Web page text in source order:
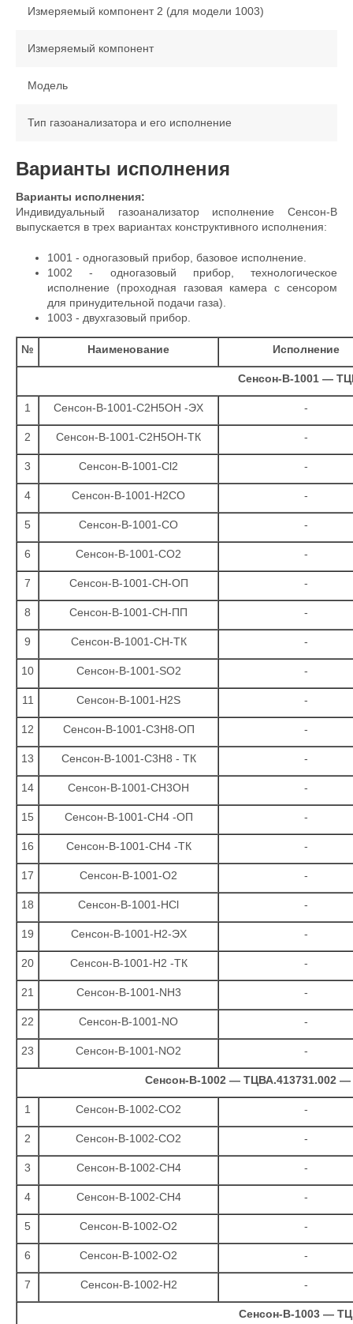
Измеряемый компонент 2 (для модели 1003)
Измеряемый компонент
Модель
Тип газоанализатора и его исполнение
Варианты исполнения
Варианты исполнения:
Индивидуальный газоанализатор исполнение Сенсон-В
выпускается в трех вариантах конструктивного исполнения:
1001 - одногазовый прибор, базовое исполнение.
1002 - одногазовый прибор, технологическое
исполнение (проходная газовая камера с сенсором
для принудительной подачи газа).
1003 - двухгазовый прибор.
№ Наименование Исполнениe
Сенсон-В-1001 —
1 Сенсон-В-1001-С2Н5ОН -ЭХ -
2 Сенсон-В-1001-С2Н5ОН-ТК -
3 Сенсон-В-1001-Сl2 -
4 Сенсон-В-1001-Н2СО -
5 Сенсон-В-1001-СО -
6 Сенсон-В-1001-СО2 -
7 Сенсон-В-1001-СН-ОП -
8 Сенсон-В-1001-СН-ПП -
9 Сенсон-В-1001-СН-ТК -
10 Сенсон-В-1001-SО2 -
11 Сенсон-В-1001-Н2S -
12 Сенсон-В-1001-С3Н8-ОП -
13 Сенсон-В-1001-С3Н8 - ТК -
14 Сенсон-В-1001-СН3ОН -
15 Сенсон-В-1001-СН4 -ОП -
16 Сенсон-В-1001-СН4 -ТК -
17 Сенсон-В-1001-О2 -
18 Сенсон-В-1001-НСl -
19 Сенсон-В-1001-Н2-ЭХ -
20 Сенсон-В-1001-Н2 -ТК -
21 Сенсон-В-1001-NН3 -
22 Сенсон-В-1001-NО -
23 Сенсон-В-1001-NО2 -
Сенсон-В-1002 — ТЦВА.413731.002 —
1 Сенсон-В-1002-СО2 -
2 Сенсон-В-1002-СО2 -
3 Сенсон-В-1002-СН4 -
4 Сенсон-В-1002-СН4 -
5 Сенсон-В-1002-О2 -
6 Сенсон-В-1002-О2 -
7 Сенсон-В-1002-Н2 -
Сенсон-В-1003 —